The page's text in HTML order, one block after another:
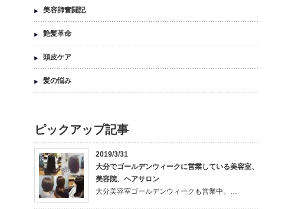
美容師奮闘記
艶髪革命
頭皮ケア
髪の悩み
ピックアップ記事
2019/3/31
大分でゴールデンウィークに営業している美容室、
美容院、ヘアサロン
大分美容室ゴールデンウィークも営業中。…